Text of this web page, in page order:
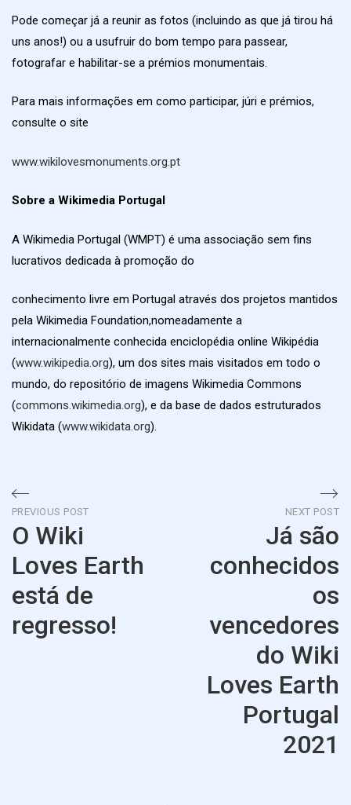
Pode começar já a reunir as fotos (incluindo as que já tirou há
uns anos!) ou a usufruir do bom tempo para passear,
fotografar e habilitar-se a prémios monumentais.
Para mais informações em como participar, júri e prémios,
consulte o site
www.wikilovesmonuments.org.pt
Sobre a Wikimedia Portugal
A Wikimedia Portugal (WMPT) é uma associação sem fins
lucrativos dedicada à promoção do
conhecimento livre em Portugal através dos projetos mantidos
pela Wikimedia Foundation,nomeadamente a
internacionalmente conhecida enciclopédia online Wikipédia
(www.wikipedia.org), um dos sites mais visitados em todo o
mundo, do repositório de imagens Wikimedia Commons
(commons.wikimedia.org), e da base de dados estruturados
Wikidata (www.wikidata.org).
Navegação
de
artigos
PREVIOUS POST
O Wiki
Loves Earth
está de
regresso!
NEXT POST
Já são
conhecidos
os
vencedores
do Wiki
Loves Earth
Portugal
2021